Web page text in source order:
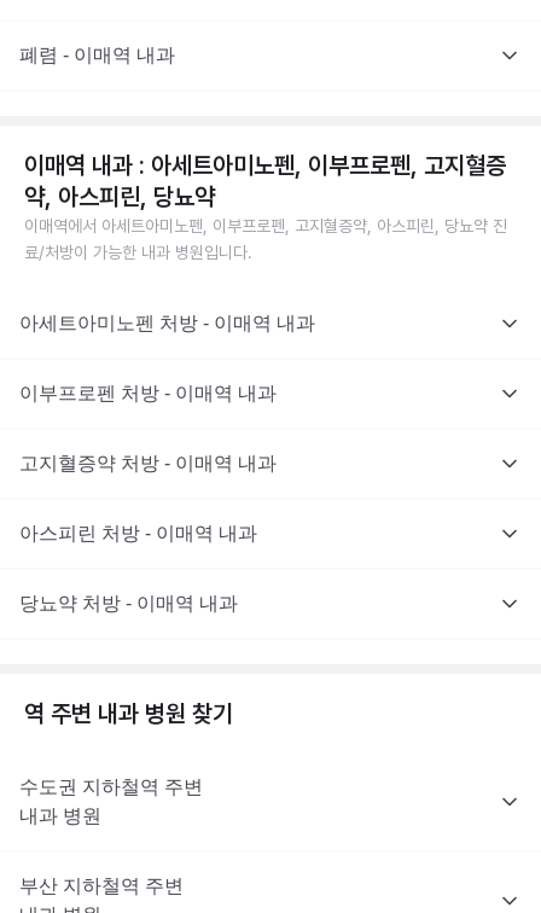
폐렴 - 이매역 내과
이매역 내과 : 아세트아미노펜, 이부프로펜, 고지혈증
약, 아스피린, 당뇨약
이매역에서 아세트아미노펜, 이부프로펜, 고지혈증약, 아스피린, 당뇨약 진
료/처방이 가능한 내과 병원입니다.
아세트아미노펜 처방 - 이매역 내과
이부프로펜 처방 - 이매역 내과
고지혈증약 처방 - 이매역 내과
아스피린 처방 - 이매역 내과
당뇨약 처방 - 이매역 내과
역 주변 내과 병원 찾기
수도권 지하철역 주변
내과 병원
부산 지하철역 주변